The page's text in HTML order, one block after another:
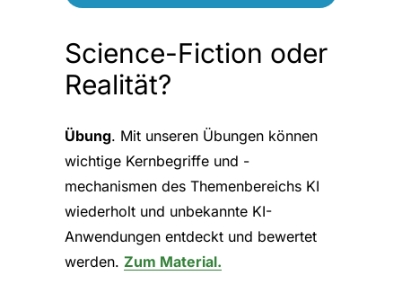
Science-Fiction oder
Realität?
Übung. Mit unseren Übungen können
wichtige Kernbegriffe und -
mechanismen des Themenbereichs KI
wiederholt und unbekannte KI-
Anwendungen entdeckt und bewertet
werden. Zum Material.